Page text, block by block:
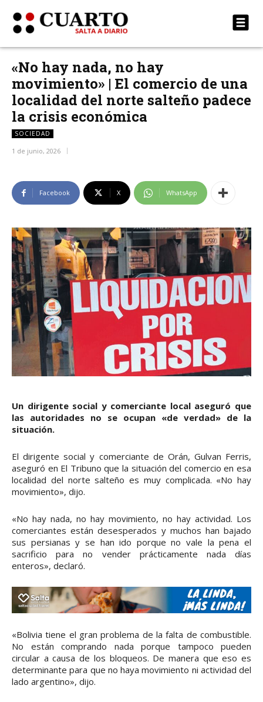
«No hay nada, no hay
movimiento» | El comercio de una
localidad del norte salteño padece
la crisis económica
SOCIEDAD
1 de junio, 2026
Facebook X WhatsApp
Un dirigente social y comerciante local aseguró que
las autoridades no se ocupan «de verdad» de la
situación.
El dirigente social y comerciante de Orán, Gulvan Ferris,
aseguró en El Tribuno que la situación del comercio en esa
localidad del norte salteño es muy complicada. «No hay
movimiento», dijo.
«No hay nada, no hay movimiento, no hay actividad. Los
comerciantes están desesperados y muchos han bajado
sus persianas y se han ido porque no vale la pena el
sacrificio para no vender prácticamente nada días
enteros», declaró.
«Bolivia tiene el gran problema de la falta de combustible.
No están comprando nada porque tampoco pueden
circular a causa de los bloqueos. De manera que eso es
determinante para que no haya movimiento ni actividad del
lado argentino», dijo.